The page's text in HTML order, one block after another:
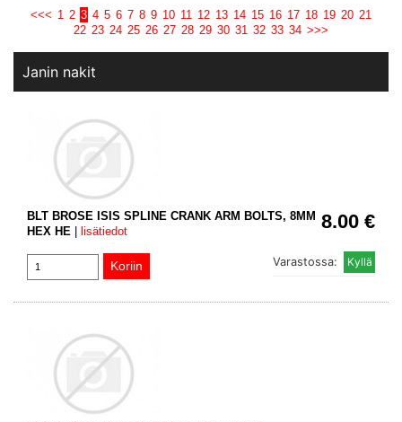
<<< 1 2 3 4 5 6 7 8 9 10 11 12 13 14 15 16 17 18 19 20 21
22 23 24 25 26 27 28 29 30 31 32 33 34 >>>
Janin nakit
8.00 €
BLT BROSE ISIS SPLINE CRANK ARM BOLTS, 8MM
HEX HE
lisätiedot
Varastossa: